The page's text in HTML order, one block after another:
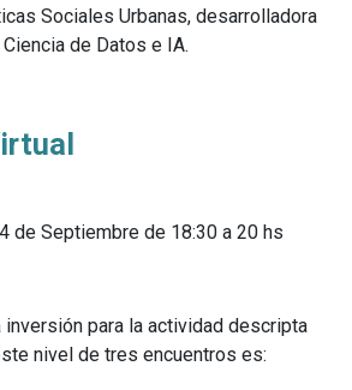
Sociales Urbanas, desarrolladora
de Datos e IA.
de Septiembre de 18:30 a 20 hs
para la actividad descripta
nivel de tres encuentros es: